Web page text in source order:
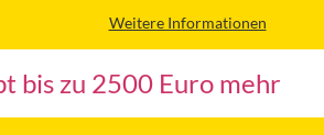
Weitere Informationen
bis zu 2500 Euro mehr